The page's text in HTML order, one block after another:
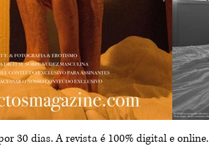
30 dias. A revista é 100% digital e online.